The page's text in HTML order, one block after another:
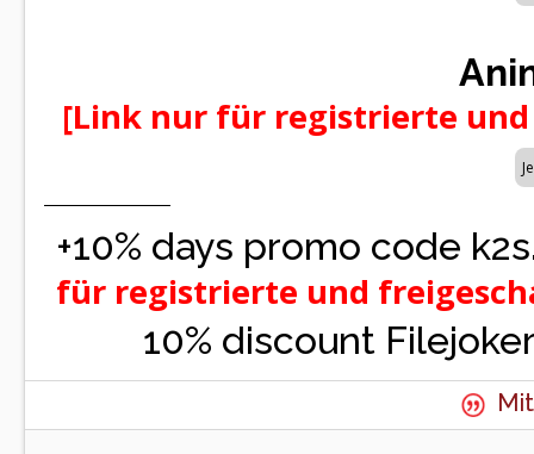
[Link nur für registrierte
+10% days promo code
für registrierte und
10% discount